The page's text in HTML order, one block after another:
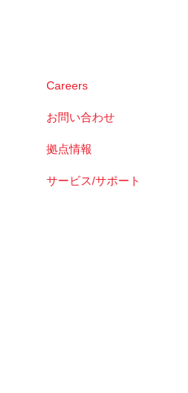
Careers
お問い合わせ
拠点情報
サービス/サポート